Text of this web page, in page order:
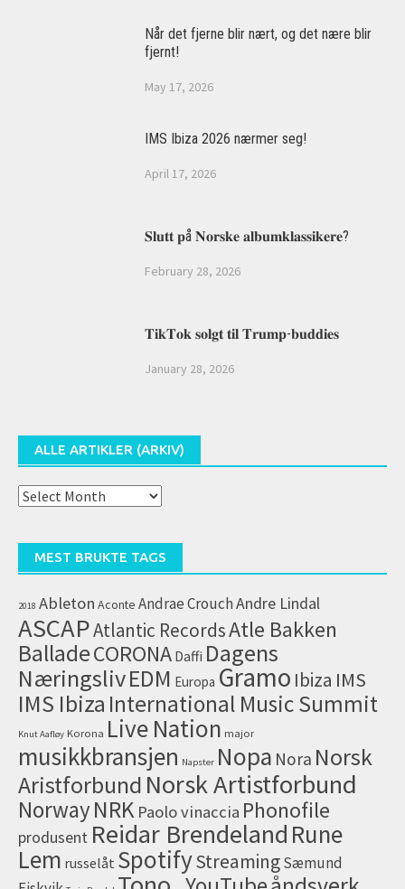
Når det fjerne blir nært, og det nære blir
fjernt!
May 17, 2026
IMS Ibiza 2026 nærmer seg!
April 17, 2026
𝐒𝐥𝐮𝐭𝐭 𝐩å 𝐍𝐨𝐫𝐬𝐤𝐞 𝐚𝐥𝐛𝐮𝐦𝐤𝐥𝐚𝐬𝐬𝐢𝐤𝐞𝐫𝐞?
February 28, 2026
𝐓𝐢𝐤𝐓𝐨𝐤 𝐬𝐨𝐥𝐠𝐭 𝐭𝐢𝐥 𝐓𝐫𝐮𝐦𝐩-𝐛𝐮𝐝𝐝𝐢𝐞𝐬
January 28, 2026
ALLE ARTIKLER (ARKIV)
Alle
(arkiv)
MEST BRUKTE TAGS
2018 Ableton Aconte Andrae CrouchAndre Lindal
ASCAPAtlantic RecordsAtle Bakken
BalladeCORONA Daffi Dagens
NæringslivEDM Europa Gramo Ibiza IMS
IMS Ibiza International Music Summit
Knut Aafløy Korona Live Nation major
musikkbransjen Napster Nopa Nora Norsk
Aristforbund Norsk Artistforbund
NorwayNRK Paolo vinaccia Phonofile
produsent Reidar Brendeland Rune
Lem russelåt SpotifyStreamingSæmund